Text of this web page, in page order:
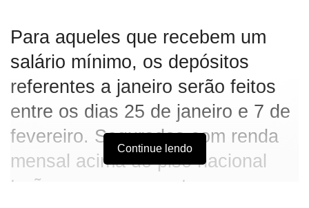
Para aqueles que recebem um
salário mínimo, os depósitos
referentes a janeiro serão feitos
entre os dias 25 de janeiro e 7 de
fevereiro. Segurados com renda
mensal acima do piso nacional
terão seus pagamentos
Continue lendo